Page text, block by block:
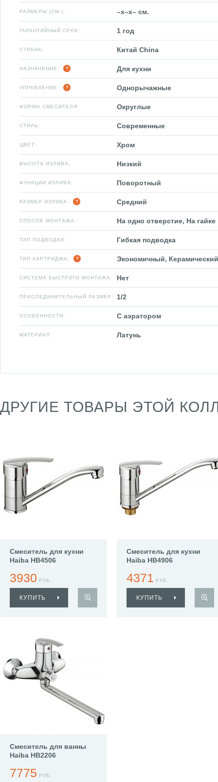
РАЗМЕРЫ (СМ.): –x–x– см.
ГАРАНТИЙНЫЙ СРОК: 1 год
СТРАНА: Китай China
НАЗНАЧЕНИЕ: Для кухни
УПРАВЛЕНИЕ: Однорычажные
ФОРМА СМЕСИТЕЛЯ: Округлые
СТИЛЬ: Современные
ЦВЕТ: Хром
ВЫСОТА ИЗЛИВА: Низкий
ФУНКЦИИ ИЗЛИВА: Поворотный
РАЗМЕР ИЗЛИВА: Средний
СПОСОБ МОНТАЖА: На одно отверстие, На гайке
ТИП ПОДВОДКИ: Гибкая подводка
ТИП КАРТРИДЖА: Экономичный,
СИСТЕМА БЫСТРОГО МОНТАЖА: Нет
ПРИСОЕДИНИТЕЛЬНЫЙ РАЗМЕР: 1/2
ОСОБЕННОСТИ: С аэратором
МАТЕРИАЛ: Латунь
ДРУГИЕ ТОВАРЫ ЭТОЙ
Смеситель для кухни
Haiba HB4506
3930 РУБ.
КУПИТЬ
Смеситель для кухни
Haiba HB4906
4371 РУБ.
КУПИТЬ
Смеситель для ванны
Haiba HB2206
7775 РУБ.